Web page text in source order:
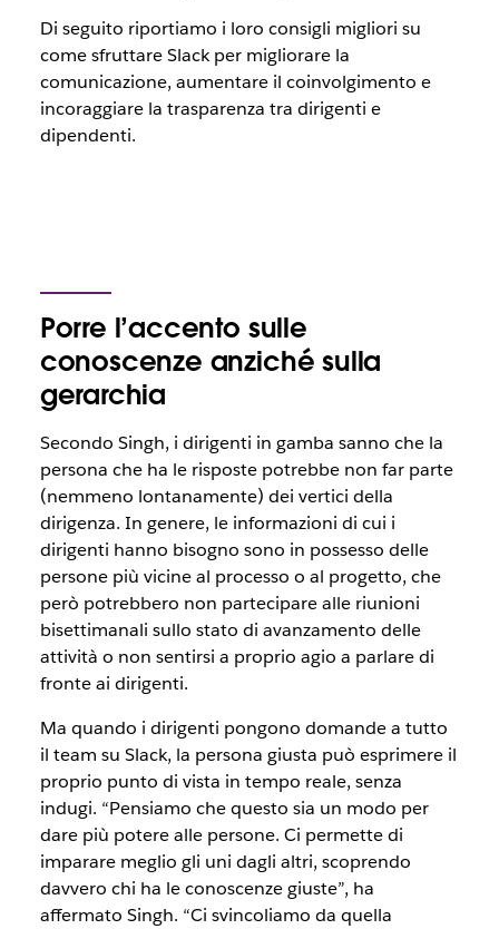
Di seguito riportiamo i loro consigli migliori su
come sfruttare Slack per migliorare la
comunicazione, aumentare il coinvolgimento e
incoraggiare la trasparenza tra dirigenti e
dipendenti.
Porre l’accento sulle
conoscenze anziché sulla
gerarchia
Secondo Singh, i dirigenti in gamba sanno che la
persona che ha le risposte potrebbe non far parte
(nemmeno lontanamente) dei vertici della
dirigenza. In genere, le informazioni di cui i
dirigenti hanno bisogno sono in possesso delle
persone più vicine al processo o al progetto, che
però potrebbero non partecipare alle riunioni
bisettimanali sullo stato di avanzamento delle
attività o non sentirsi a proprio agio a parlare di
fronte ai dirigenti.
Ma quando i dirigenti pongono domande a tutto
il team su Slack, la persona giusta può esprimere il
proprio punto di vista in tempo reale, senza
indugi. “Pensiamo che questo sia un modo per
dare più potere alle persone. Ci permette di
imparare meglio gli uni dagli altri, scoprendo
davvero chi ha le conoscenze giuste”, ha
affermato Singh. “Ci svincoliamo da quella